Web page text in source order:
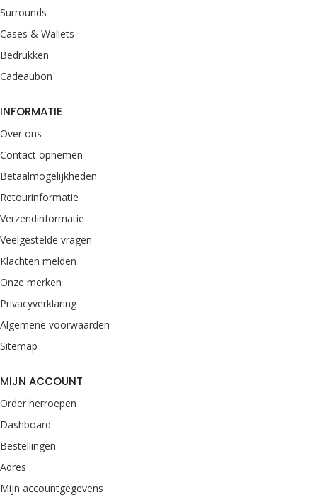
Surrounds
Cases & Wallets
Bedrukken
Cadeaubon
INFORMATIE
Over ons
Contact opnemen
Betaalmogelijkheden
Retourinformatie
Verzendinformatie
Veelgestelde vragen
Klachten melden
Onze merken
Privacyverklaring
Algemene voorwaarden
Sitemap
MIJN ACCOUNT
Order herroepen
Dashboard
Bestellingen
Adres
Mijn accountgegevens